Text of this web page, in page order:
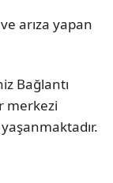
arıza yapan
Bağlantı
merkezi